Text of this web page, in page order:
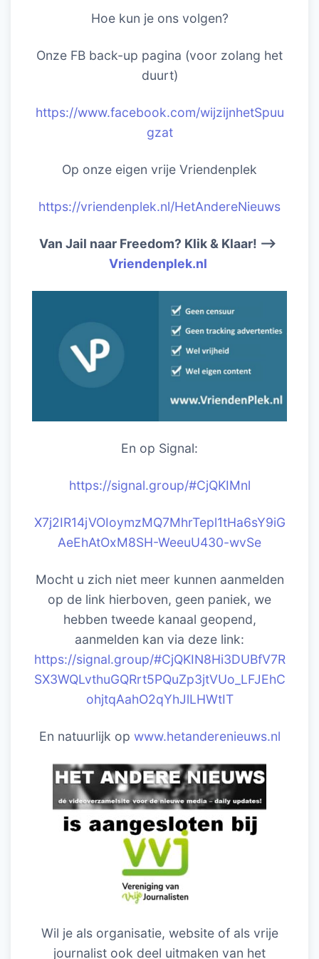
Hoe kun je ons volgen?
Onze FB back-up pagina (voor zolang het
duurt)
https://www.facebook.com/wijzijnhetSpuu
gzat
Op onze eigen vrije Vriendenplek
https://vriendenplek.nl/HetAndereNieuws
Van Jail naar Freedom? Klik & Klaar! –>
Vriendenplek.nl
En op Signal:
https://signal.group/#CjQKIMnl
X7j2IR14jVOIoymzMQ7MhrTepl1tHa6sY9iG
AeEhAtOxM8SH-WeeuU430-wvSe
Mocht u zich niet meer kunnen aanmelden
op de link hierboven, geen paniek, we
hebben tweede kanaal geopend,
aanmelden kan via deze link:
https://signal.group/#CjQKIN8Hi3DUBfV7R
SX3WQLvthuGQRrt5PQuZp3jtVUo_LFJEhC
ohjtqAahO2qYhJlLHWtIT
En natuurlijk op www.hetanderenieuws.nl
Wil je als organisatie, website of als vrije
journalist ook deel uitmaken van het